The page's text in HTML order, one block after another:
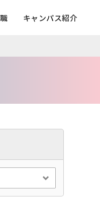
キャンパス紹介